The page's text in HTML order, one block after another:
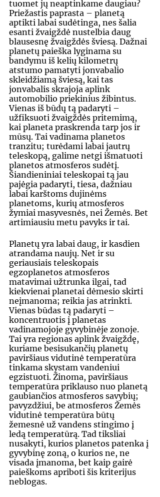
tuomet jų neaptinkame daugiau?
Priežastis paprasta – planetą
aptikti labai sudėtinga, nes šalia
esanti žvaigždė nustelbia daug
blausesnę žvaigždės šviesą. Dažnai
planetų paieška lyginama su
bandymu iš kelių kilometrų
atstumo pamatyti jonvabalio
skleidžiamą šviesą, kai tas
jonvabalis skrajoja aplink
automobilio priekinius žibintus.
Vienas iš būdų tą padaryti –
užfiksuoti žvaigždės pritemimą,
kai planeta praskrenda tarp jos ir
mūsų. Tai vadinama planetos
tranzitu; turėdami labai jautrų
teleskopą, galime netgi išmatuoti
planetos atmosferos sudėtį.
Šiandieniniai teleskopai tą jau
pajėgia padaryti, tiesa, dažniau
labai karštoms dujinėms
planetoms, kurių atmosferos
žymiai masyvesnės, nei Žemės. Bet
artimiausiu metu pavyks ir tai.
Planetų yra labai daug, ir kasdien
atrandama naujų. Net ir su
geriausiais teleskopais
egzoplanetos atmosferos
matavimai užtrunka ilgai, tad
kiekvienai planetai dėmesio skirti
neįmanoma; reikia jas atrinkti.
Vienas būdas tą padaryti –
koncentruotis į planetas
vadinamojoje gyvybinėje zonoje.
Tai yra regionas aplink žvaigždę,
kuriame besisukančių planetų
paviršiaus vidutinė temperatūra
tinkama skystam vandeniui
egzistuoti. Žinoma, paviršiaus
temperatūra priklauso nuo planetą
gaubiančios atmosferos savybių;
pavyzdžiui, be atmosferos Žemės
vidutinė temperatūra būtų
žemesnė už vandens stingimo į
ledą temperatūrą. Tad tiksliai
nusakyti, kurios planetos patenka į
gyvybinę zoną, o kurios ne, ne
visada įmanoma, bet kaip gairė
paieškoms apriboti šis kriterijus
neblogas.